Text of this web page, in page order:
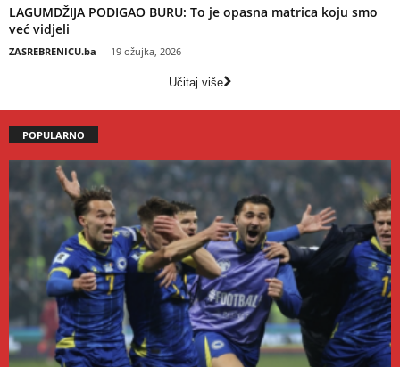
LAGUMDŽIJA PODIGAO BURU: To je opasna matrica koju smo
već vidjeli
ZASREBRENICU.ba - 19 ožujka, 2026
Učitaj više
POPULARNO